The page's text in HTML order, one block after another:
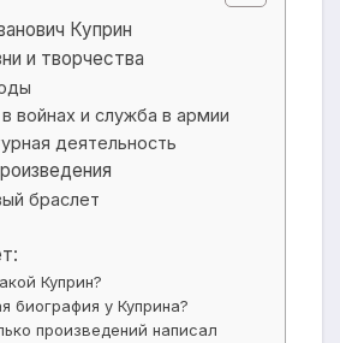
Куприн
и творчества
войнах и служба в армии
деятельность
браслет
Куприн?
биография у Куприна?
произведений написал